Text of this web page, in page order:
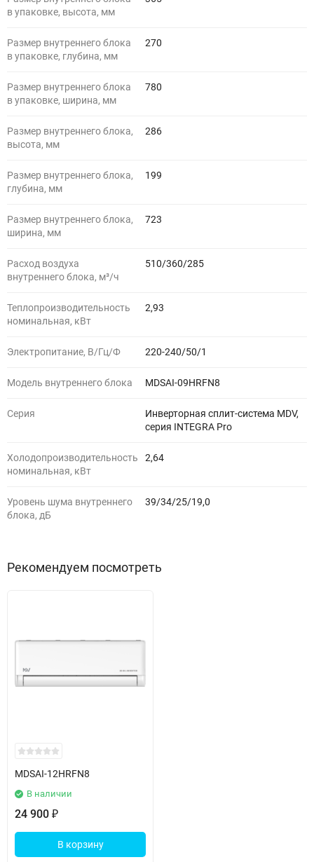
в упаковке, высота, мм
Размер внутреннего блока
в упаковке, глубина, мм
270
Размер внутреннего блока
в упаковке, ширина, мм
780
Размер внутреннего блока,
высота, мм
286
Размер внутреннего блока,
глубина, мм
199
Размер внутреннего блока,
ширина, мм
723
Расход воздуха
внутреннего блока, м³/ч
510/360/285
Теплопроизводительность
номинальная, кВт
2,93
Электропитание, В/Гц/Ф 220-240/50/1
Модель внутреннего блока MDSAI-09HRFN8
Серия
Инверторная сплит-система MDV,
серия INTEGRA Pro
Холодопроизводительность
номинальная, кВт
2,64
Уровень шума внутреннего
блока, дБ
39/34/25/19,0
Рекомендуем посмотреть
MDSAI-12HRFN8
В наличии
24 900 ₽
В корзину